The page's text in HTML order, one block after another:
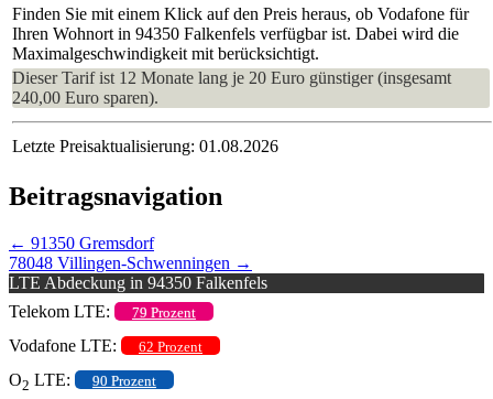
Finden Sie mit einem Klick auf den Preis heraus, ob Vodafone für
Ihren Wohnort in 94350 Falkenfels verfügbar ist. Dabei wird die
Maximalgeschwindigkeit mit berücksichtigt.
Dieser Tarif ist 12 Monate lang je 20 Euro günstiger (insgesamt
240,00 Euro sparen).
Letzte Preisaktualisierung: 01.08.2026
Beitragsnavigation
← 91350 Gremsdorf
78048 Villingen-Schwenningen →
LTE Abdeckung in 94350 Falkenfels
Telekom LTE:
79 Prozent
Vodafone LTE: 62 Prozent
O2 LTE: 90 Prozent